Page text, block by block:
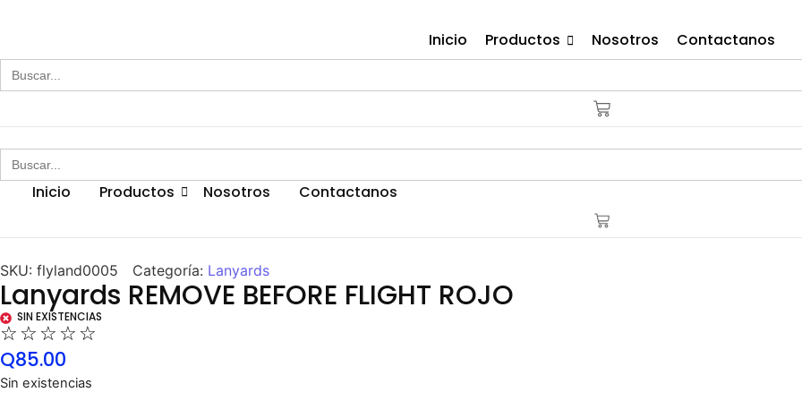
Inicio Productos Nosotros Contactanos
Buscar:
Buscar:
Inicio Productos Nosotros Contactanos
SKU: flyland0005 Categoría: Lanyards
Lanyards REMOVE BEFORE FLIGHT ROJO
SIN EXISTENCIAS
☆ ☆ ☆ ☆ ☆
Q85.00
Sin existencias